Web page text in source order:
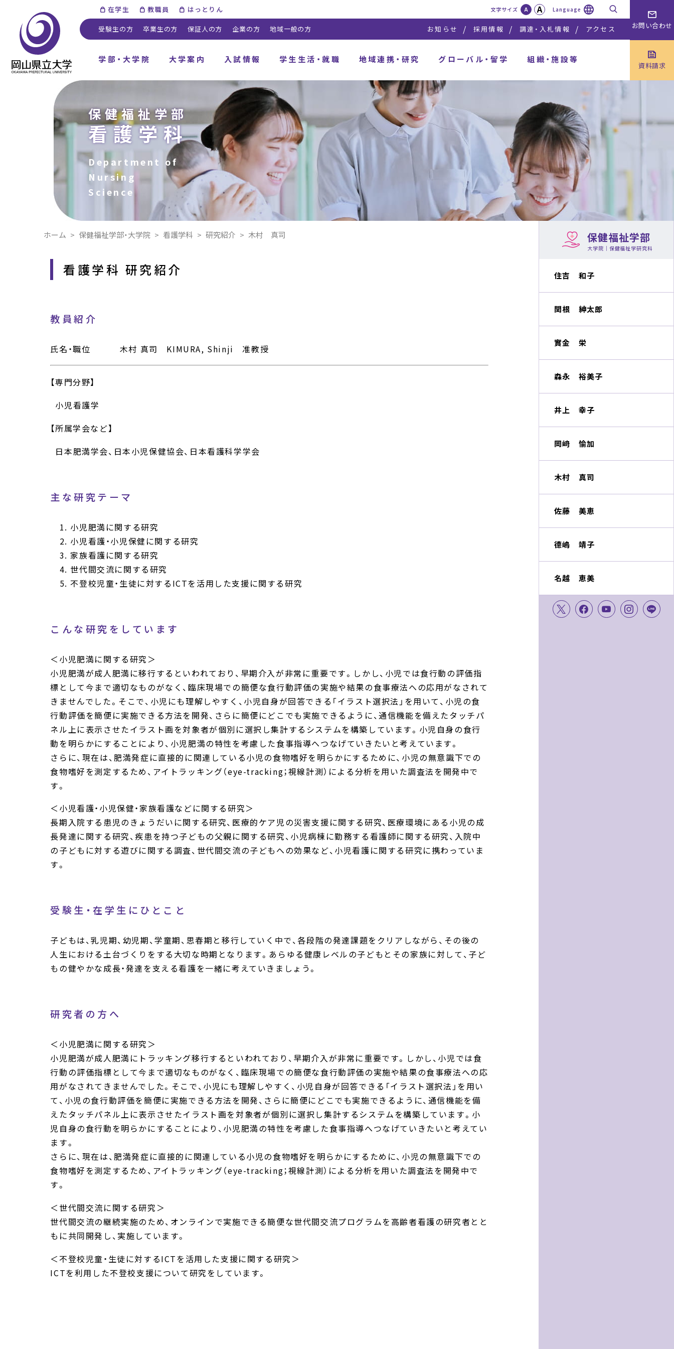
お問い合わせ
資料請求
学部・大学院 大学案内 入試情報 学生生活・就職 地域連携・研究 グローバル・留学 組織・施設等
お知らせ 採用情報 調達・入札情報 アクセス
受験生の方 卒業生の方 保証人の方 企業の方 地域一般の方
文字サイズ A A Language
在学生 教職員 はっとりん
保健福祉学部
看護学科
Department of
Nursing
Science
保健福祉学部
大学院｜保健福祉学研究科
住吉 和子
関根 紳太郎
實金 栄
森永 裕美子
井上 幸子
岡﨑 愉加
木村 真司
佐藤 美恵
德嶋 靖子
名越 恵美
ホーム 保健福祉学部・大学院 看護学科 研究紹介 木村 真司
看護学科 研究紹介
教員紹介
氏名・職位 木村 真司 KIMURA, Shinji 准教授
【専門分野】
小児看護学
【所属学会など】
日本肥満学会、日本小児保健協会、日本看護科学学会
主な研究テーマ
小児肥満に関する研究
小児看護・小児保健に関する研究
家族看護に関する研究
世代間交流に関する研究
不登校児童・生徒に対するICTを活用した支援に関する研究
こんな研究をしています
＜小児肥満に関する研究＞
小児肥満が成人肥満に移行するといわれており、早期介入が非常に重要です。しかし、小児では食行動の評価指
標として今まで適切なものがなく、臨床現場での簡便な食行動評価の実施や結果の食事療法への応用がなされて
きませんでした。そこで、小児にも理解しやすく、小児自身が回答できる「イラスト選択法」を用いて、小児の食
行動評価を簡便に実施できる方法を開発、さらに簡便にどこでも実施できるように、通信機能を備えたタッチパ
ネル上に表示させたイラスト画を対象者が個別に選択し集計するシステムを構築しています。小児自身の食行
動を明らかにすることにより、小児肥満の特性を考慮した食事指導へつなげていきたいと考えています。
さらに、現在は、肥満発症に直接的に関連している小児の食物嗜好を明らかにするために、小児の無意識下での
食物嗜好を測定するため、アイトラッキング（eye-tracking；視線計測）による分析を用いた調査法を開発中で
す。
＜小児看護・小児保健・家族看護などに関する研究＞
長期入院する患児のきょうだいに関する研究、医療的ケア児の災害支援に関する研究、医療環境にある小児の成
長発達に関する研究、疾患を持つ子どもの父親に関する研究、小児病棟に勤務する看護師に関する研究、入院中
の子どもに対する遊びに関する調査、世代間交流の子どもへの効果など、小児看護に関する研究に携わっていま
す。
受験生・在学生にひとこと
子どもは、乳児期、幼児期、学童期、思春期と移行していく中で、各段階の発達課題をクリアしながら、その後の
人生における土台づくりをする大切な時期となります。あらゆる健康レベルの子どもとその家族に対して、子ど
もの健やかな成長・発達を支える看護を一緒に考えていきましょう。
研究者の方へ
＜小児肥満に関する研究＞
小児肥満が成人肥満にトラッキング移行するといわれており、早期介入が非常に重要です。しかし、小児では食
行動の評価指標として今まで適切なものがなく、臨床現場での簡便な食行動評価の実施や結果の食事療法への応
用がなされてきませんでした。そこで、小児にも理解しやすく、小児自身が回答できる「イラスト選択法」を用い
て、小児の食行動評価を簡便に実施できる方法を開発、さらに簡便にどこでも実施できるように、通信機能を備
えたタッチパネル上に表示させたイラスト画を対象者が個別に選択し集計するシステムを構築しています。小
児自身の食行動を明らかにすることにより、小児肥満の特性を考慮した食事指導へつなげていきたいと考えてい
ます。
さらに、現在は、肥満発症に直接的に関連している小児の食物嗜好を明らかにするために、小児の無意識下での
食物嗜好を測定するため、アイトラッキング（eye-tracking；視線計測）による分析を用いた調査法を開発中で
す。
＜世代間交流に関する研究＞
世代間交流の継続実施のため、オンラインで実施できる簡便な世代間交流プログラムを高齢者看護の研究者とと
もに共同開発し、実施しています。
＜不登校児童・生徒に対するICTを活用した支援に関する研究＞
ICTを利用した不登校支援について研究をしています。